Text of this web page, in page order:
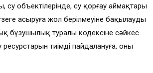
объектілерінде, су қорғау аймақтары
асыруға жол берілмеуіне бақылауды
бұзушылық туралы кодексіне сәйкес
ресурстарын тиімді пайдалануға, оны